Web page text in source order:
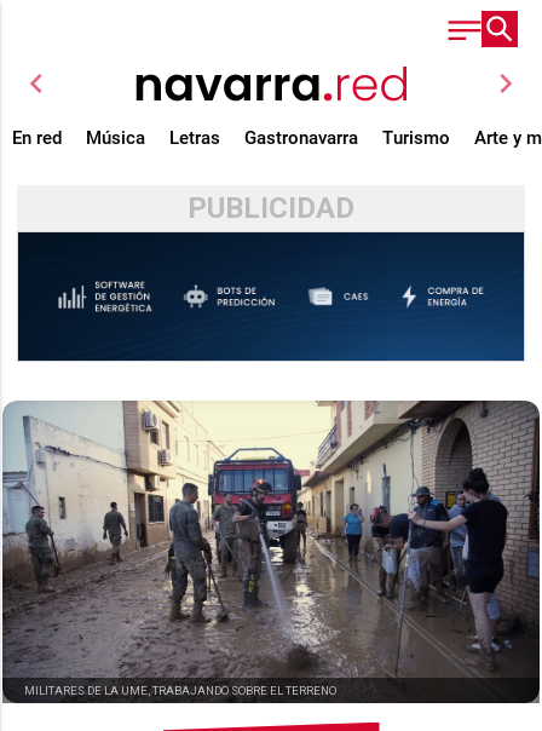
chevron_left chevron_right
En red Música Letras Gastronavarra Turismo Arte y
PUBLICIDAD
MILITARES DE LA UME, TRABAJANDO SOBRE EL TERRENO